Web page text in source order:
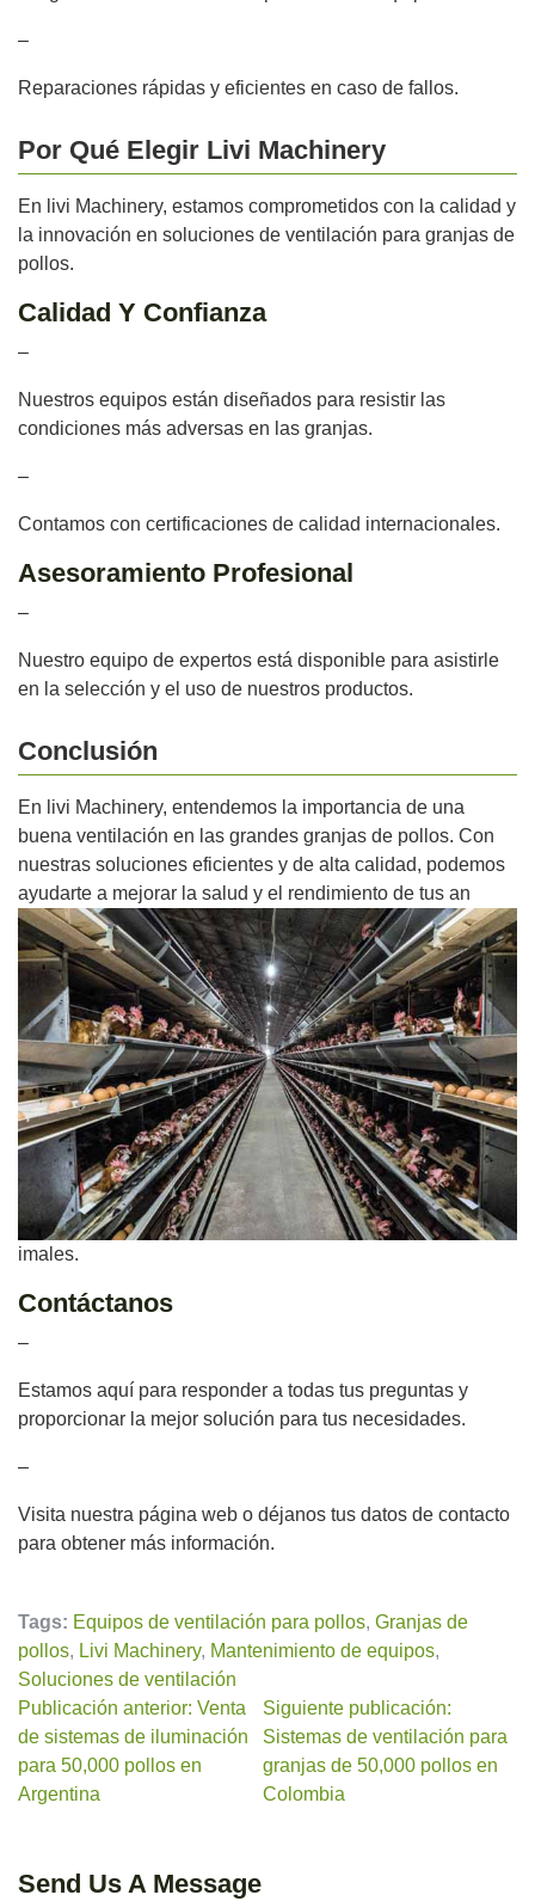
–
Reparaciones rápidas y eficientes en caso de fallos.
Por Qué Elegir Livi Machinery
En livi Machinery, estamos comprometidos con la calidad y
la innovación en soluciones de ventilación para granjas de
pollos.
Calidad Y Confianza
–
Nuestros equipos están diseñados para resistir las
condiciones más adversas en las granjas.
–
Contamos con certificaciones de calidad internacionales.
Asesoramiento Profesional
–
Nuestro equipo de expertos está disponible para asistirle
en la selección y el uso de nuestros productos.
Conclusión
En livi Machinery, entendemos la importancia de una
buena ventilación en las grandes granjas de pollos. Con
nuestras soluciones eficientes y de alta calidad, podemos
ayudarte a mejorar la salud y el rendimiento de tus an
imales.
Contáctanos
–
Estamos aquí para responder a todas tus preguntas y
proporcionar la mejor solución para tus necesidades.
–
Visita nuestra página web o déjanos tus datos de contacto
para obtener más información.
Tags: Equipos de ventilación para pollos, Granjas de
pollos, Livi Machinery, Mantenimiento de equipos,
Soluciones de ventilación
Publicación anterior: Venta
de sistemas de iluminación
para 50,000 pollos en
Argentina
Siguiente publicación:
Sistemas de ventilación para
granjas de 50,000 pollos en
Colombia
Send Us A Message